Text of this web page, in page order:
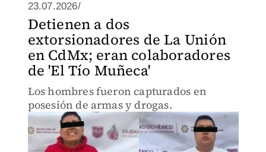
23.07.2026/
Detienen a dos
extorsionadores de La Unión
en CdMx; eran colaboradores
de 'El Tío Muñeca'
Los hombres fueron capturados en
posesión de armas y drogas.